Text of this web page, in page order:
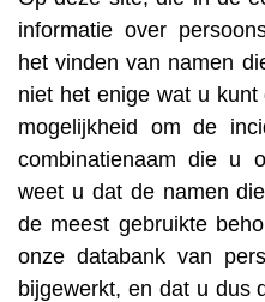
informatie over
het vinden van namen
niet het enige wat u
mogelijkheid om de
combinatienaam die u
weet u dat de namen
de meest gebruikte
onze databank van
bijgewerkt, en dat u dus